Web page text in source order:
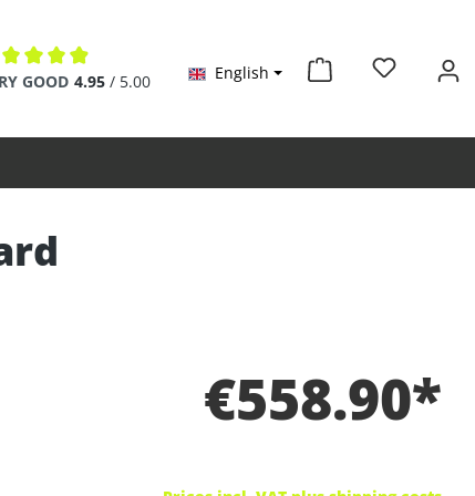
rating of 4.9 out of 5 stars
GOOD 4.95 / 5.00 English
€558.90*